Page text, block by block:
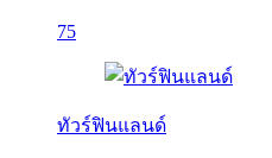
75
ทัวร์ฟินแลนด์